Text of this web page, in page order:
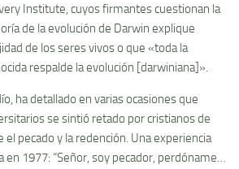
Institute, cuyos firmantes cuestionan la
de la evolución de Darwin explique
de los seres vivos o que «toda la
respalde la evolución [darwiniana]».
ha detallado en varias ocasiones que
se sintió retado por cristianos de
el pecado y la redención. Una experiencia
1977: “Señor, soy pecador, perdóname…